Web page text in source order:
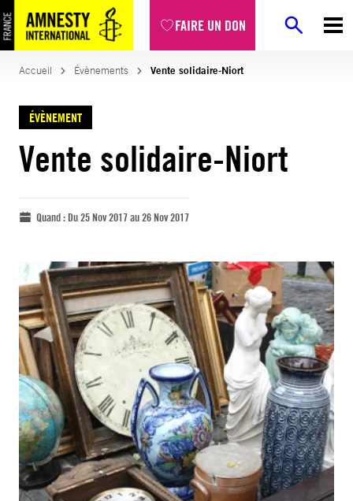
FAIRE UN DON
Accueil Évènements Vente solidaire-Niort
ÉVÈNEMENT
Vente solidaire-Niort
Quand :Du 25 Nov 2017 au 26 Nov 2017